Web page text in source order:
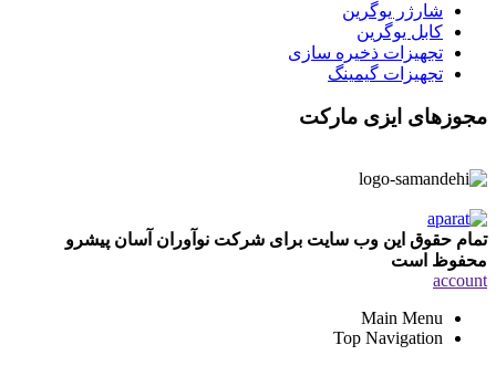
شارژر یوگرین
کابل یوگرین
تجهیزات ذخیره سازی
تجهیزات گیمینگ
مجوزهای ایزی مارکت
تمام حقوق این وب سایت برای شرکت نوآوران آسان پیشرو
محفوظ است
account
Main Menu
Top Navigation